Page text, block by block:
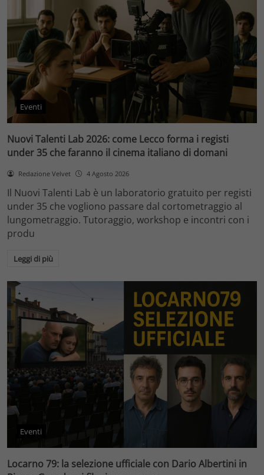
Eventi
Nuovi Talenti Lab 2026: come Lecco forma i registi
under 35 che faranno il cinema italiano di domani
Redazione Velvet 4 Agosto 2026
Il Nuovi Talenti Lab è un laboratorio gratuito per registi
under 35 che vogliono passare dal cortometraggio al
lungometraggio. Tutoraggio, workshop e incontri con i
produ
Leggi di più
Eventi
Locarno 79: la selezione ufficiale con Dario Albertini in